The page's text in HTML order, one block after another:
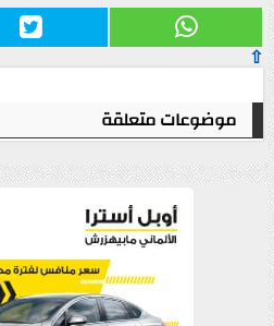
⇧
موضوعات متعلقة